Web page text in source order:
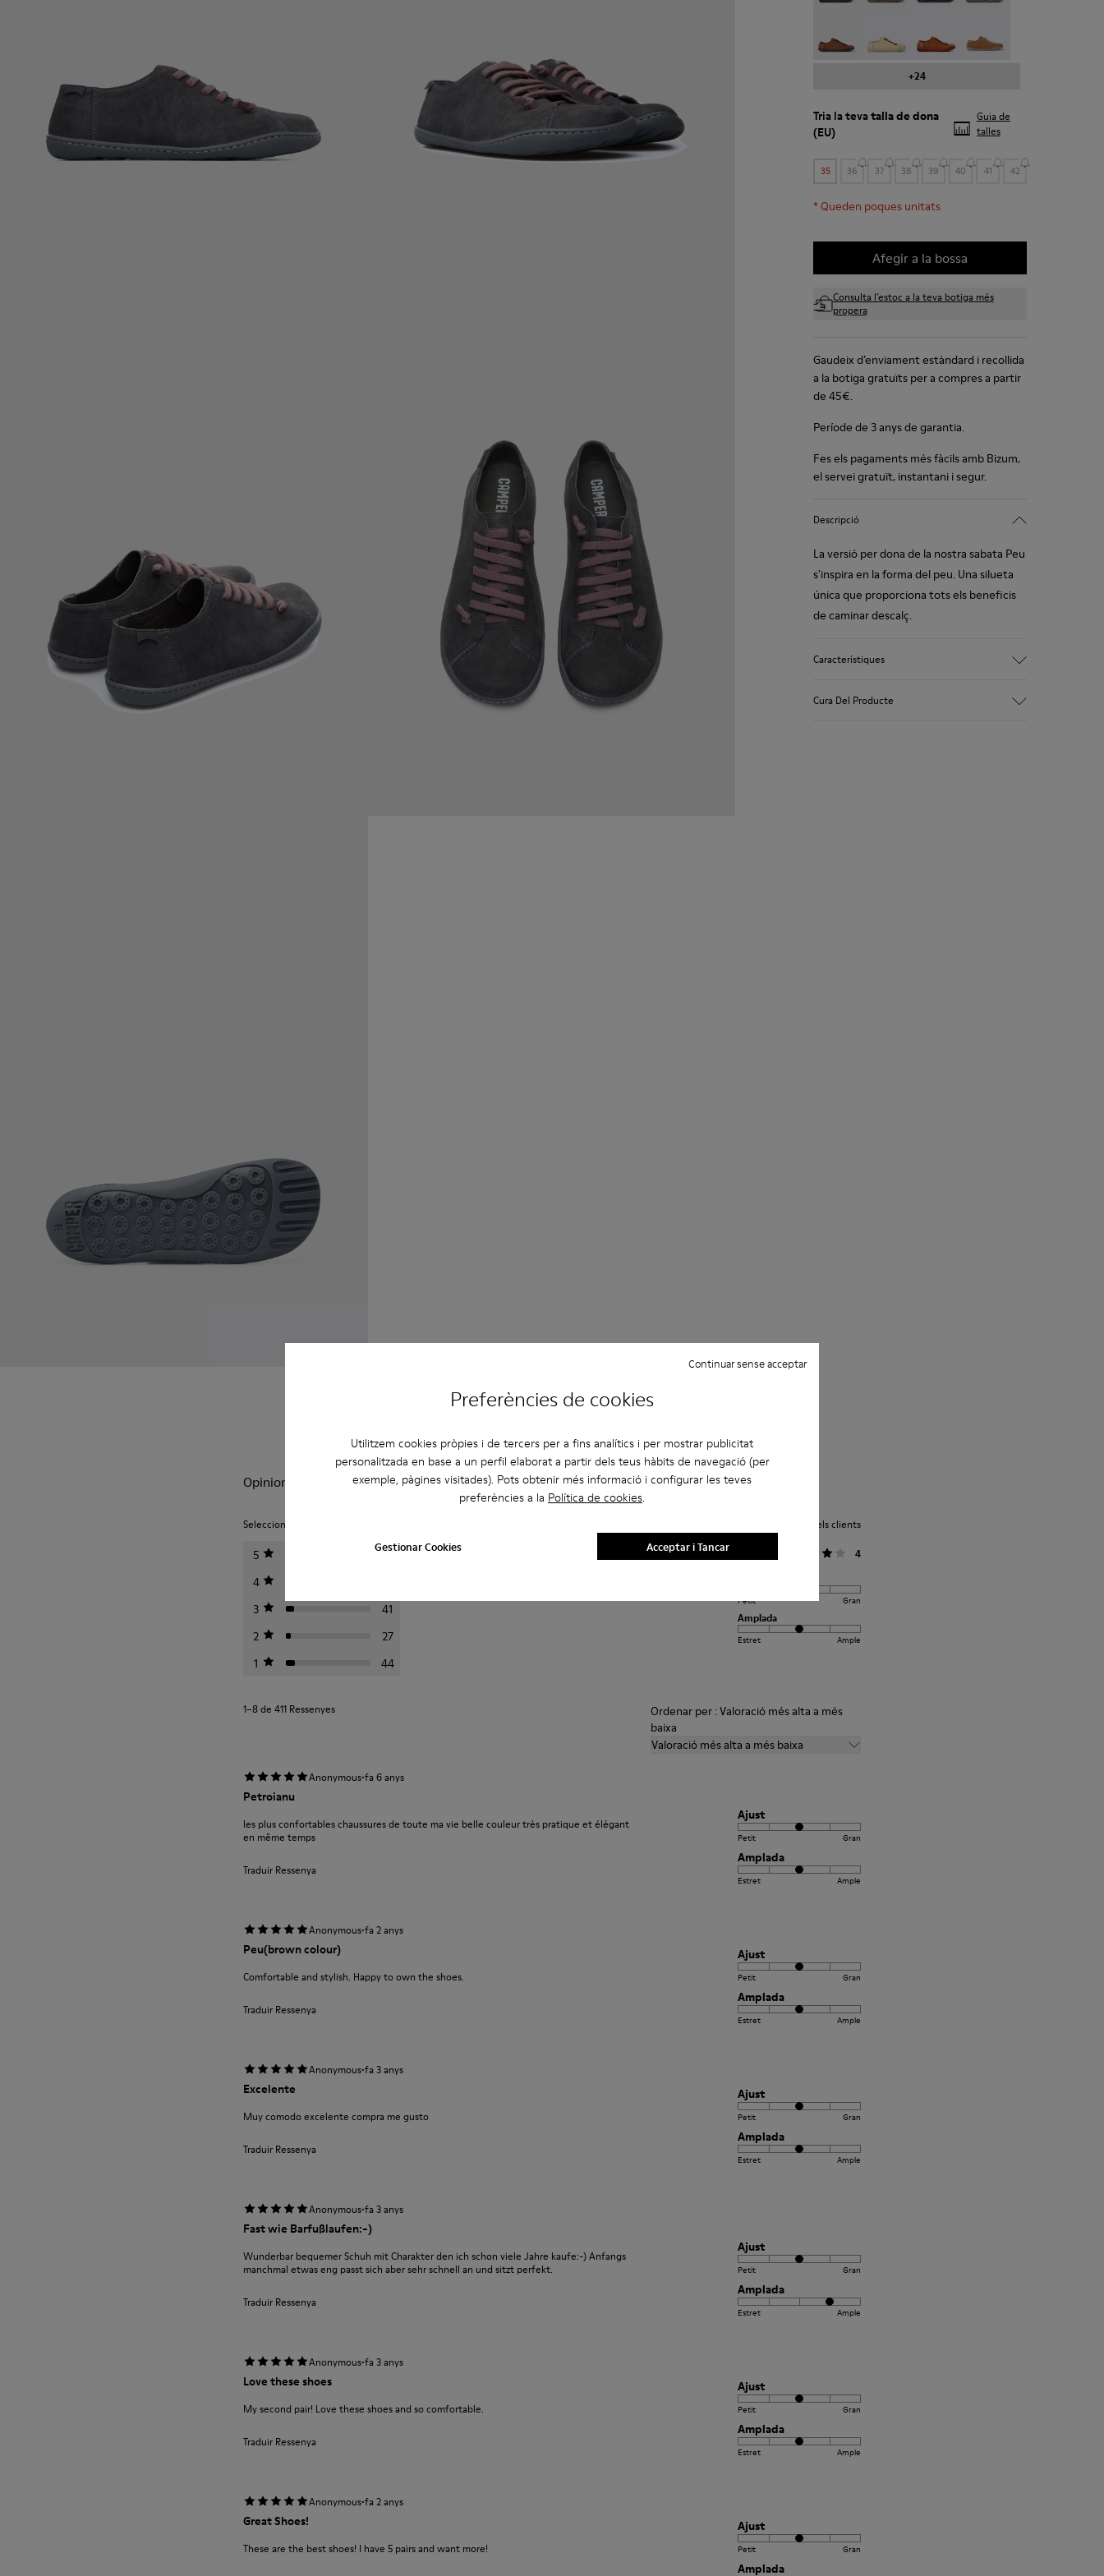
Preferències de cookies
Utilitzem cookies pròpies i de tercers per a fins analítics i per mostrar publicitat
personalitzada en base a un perfil elaborat a partir dels teus hàbits de navegació (per
exemple, pàgines visitades). Pots obtenir més informació i configurar les teves
preferències a la Política de cookies.
Gestionar Cookies
Continuar sense acceptar
Acceptar i Tancar
+24
Tria la tevatalla de dona
(EU)
Guia de
talles
35 36 37 38 39 40 41 42
*Queden poques unitats
Afegir a la bossa
Consulta l’estoc a la teva botiga més
propera
Gaudeix d’enviament estàndard i recollida
a la botiga gratuïts per a compres a partir
de 45€.
Període de 3 anys de garantia.
Fes els pagaments més fàcils amb Bizum,
el servei gratuït, instantani i segur.
Descripció
La versió per dona de la nostra sabata Peu
s'inspira en la forma del peu. Una silueta
única que proporciona tots els beneficis
de caminar descalç.
Característiques
Cura Del Producte
Opinions de Peu
Seleccioneu una puntuació a continuació per filtrar les ressenyes.
5
223
4
3
41
2
27
1
44
Valoració mitjana dels clients
4
Petit Gran
Amplada
Estret Ample
1–8 de 411 Ressenyes
Ordenar per : Valoració més alta a més
baixa
Valoració més alta a més baixa
Anonymous·fa 6 anys
Petroianu
les plus confortables chaussures de toute ma vie belle couleur très pratique et élégant
en même temps
Traduir Ressenya
Ajust
Petit Gran
Amplada
Estret Ample
Anonymous·fa 2 anys
Peu(brown colour)
Comfortable and stylish. Happy to own the shoes.
Traduir Ressenya
Ajust
Petit Gran
Amplada
Estret Ample
Anonymous·fa 3 anys
Excelente
Muy comodo excelente compra me gusto
Traduir Ressenya
Ajust
Petit Gran
Amplada
Estret Ample
Anonymous·fa 3 anys
Fast wie Barfußlaufen:-)
Wunderbar bequemer Schuh mit Charakter den ich schon viele Jahre kaufe:-) Anfangs
manchmal etwas eng passt sich aber sehr schnell an und sitzt perfekt.
Traduir Ressenya
Ajust
Petit Gran
Amplada
Estret Ample
Anonymous·fa 3 anys
Love these shoes
My second pair! Love these shoes and so comfortable.
Traduir Ressenya
Ajust
Petit Gran
Amplada
Estret Ample
Anonymous·fa 2 anys
Great Shoes!
These are the best shoes! I have 5 pairs and want more!
Ajust
Petit Gran
Amplada